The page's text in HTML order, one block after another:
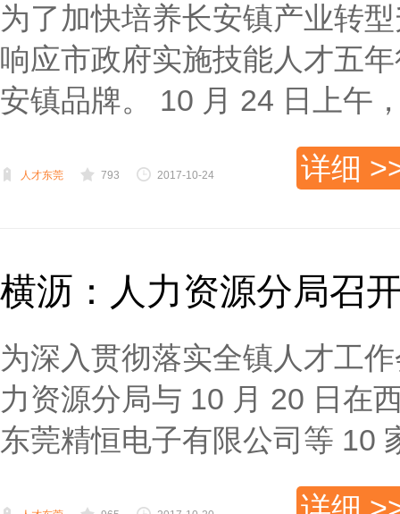
为了加快培养长安镇产业转
响应市政府实施技能人才五
安镇品牌。 10 月 24 日上午
人才东莞 793 2017-10-24 详细
横沥：人力资源分局召
为深入贯彻落实全镇人才工
力资源分局与 10 月 20 日在
东莞精恒电子有限公司等 10